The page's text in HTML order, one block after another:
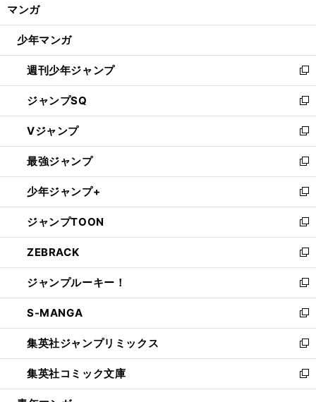
ウ
開
く
マンガ
少年マンガ
週刊少年ジャンプ
新
し
い
ウ
ィ
ン
ド
ウ
で
開
く
ジャンプSQ
新
し
い
ウ
ィ
ン
ド
ウ
で
開
く
Vジャンプ
新
し
い
ウ
ィ
ン
ド
ウ
で
開
く
最強ジャンプ
新
し
い
ウ
ィ
ン
ド
ウ
で
開
く
少年ジャンプ+
新
し
い
ウ
ィ
ン
ド
ウ
で
開
く
ジャンプTOON
新
し
い
ウ
ィ
ン
ド
ウ
で
開
く
ZEBRACK
新
し
い
ウ
ィ
ン
ド
ウ
で
開
ジャンプルーキー！
新
し
い
ウ
ィ
ン
ド
ウ
S-MANGA
新
し
い
ウ
ィ
ン
集英社ジャンプリミックス
新
し
い
ウ
集英社コミック文庫
新
し